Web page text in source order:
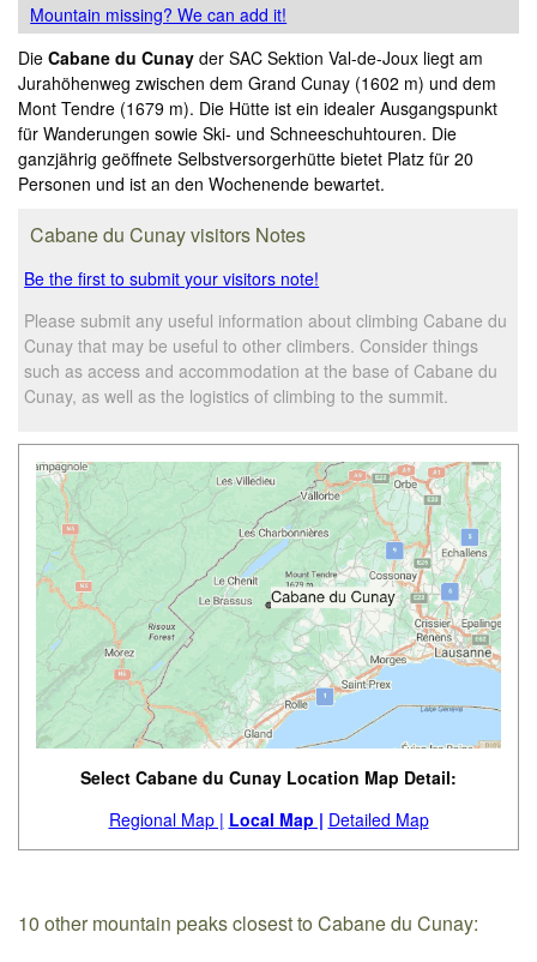
Mountain missing? We can add it!
DieCabane du Cunay der SAC Sektion Val-de-Joux liegt am
Jurahöhenweg zwischen dem Grand Cunay (1602 m) und dem
Mont Tendre (1679 m). Die Hütte ist ein idealer Ausgangspunkt
für Wanderungen sowie Ski- und Schneeschuhtouren. Die
ganzjährig geöffnete Selbstversorgerhütte bietet Platz für 20
Personen und ist an den Wochenende bewartet.
Cabane du Cunay visitors Notes
Be the first to submit your visitors note!
Please submit any useful information about climbing Cabane du
Cunay that may be useful to other climbers. Consider things
such as access and accommodation at the base of Cabane du
Cunay, as well as the logistics of climbing to the summit.
Select Cabane du Cunay Location Map Detail:
Regional Map | Local Map | Detailed Map
10 other mountain peaks closest to Cabane du Cunay: